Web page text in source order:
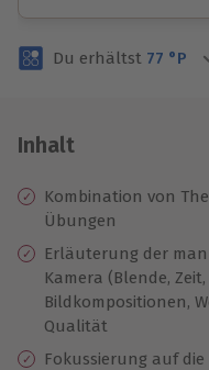
Volle Flexibilität
3 Jahre gültig &
Du erhältst 77 °P
Inhalt
Kombination von
Übungen
Erläuterung der
Kamera (Blende,
Bildkompositionen,
Qualität
Fokussierung auf